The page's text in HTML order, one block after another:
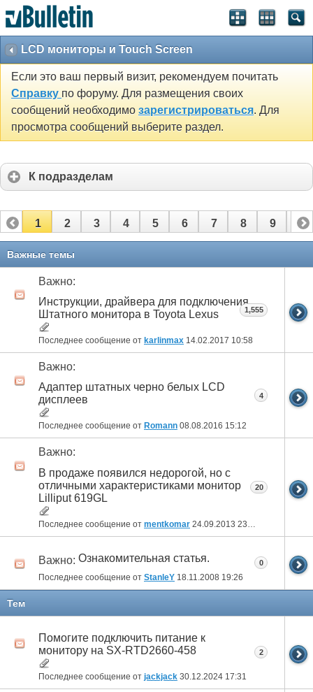
LCD мониторы и Touch Screen
Если это ваш первый визит, рекомендуем почитать
Справку по форуму. Для размещения своих
сообщений необходимо зарегистрироваться. Для
просмотра сообщений выберите раздел.
К подразделам
1 2 3 4 5 6 7 8 9 10
11 12
Важные темы
Важно:
Инструкции, драйвера для подключения
Штатного монитора в Toyota Lexus
Последнее сообщение от karlinmax 14.02.2017 10:58
1,555
Важно:
Адаптер штатных черно белых LCD
дисплеев
Последнее сообщение от Romann 08.08.2016 15:12
4
Важно:
В продаже появился недорогой, но с
отличными характеристиками монитор
Lilliput 619GL
Последнее сообщение от mentkomar 24.09.2013 23:08
20
Важно: Ознакомительная статья.
Последнее сообщение от StanleY 18.11.2008 19:26
0
Тем
Помогите подключить питание к
монитору на SX-RTD2660-458
Последнее сообщение от jackjack 30.12.2024 17:31
2